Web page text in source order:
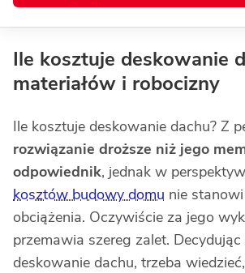
Ile kosztuje deskowanie
materiałów i robocizny
Ile kosztuje deskowanie dachu? Z
rozwiązanie droższe niż jego
odpowiednik, jednak w
kosztów budowy domu nie
obciążenia. Oczywiście za jego
przemawia szereg zalet. Decydując
deskowanie dachu, trzeba